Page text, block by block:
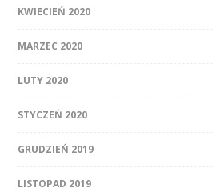
KWIECIEŃ 2020
MARZEC 2020
LUTY 2020
STYCZEŃ 2020
GRUDZIEŃ 2019
LISTOPAD 2019